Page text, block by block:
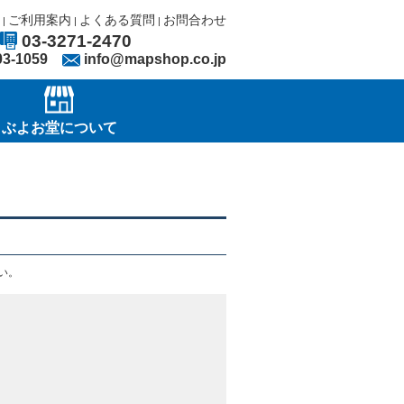
| ご利用案内 | よくある質問 | お問合わせ
03-3271-2470
1059 info@mapshop.co.jp
ぶよお堂について
。